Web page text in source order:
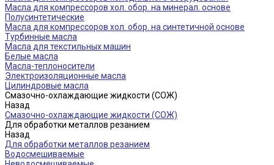
Масла для компрессоров хол. обор. на минерал. основе
Полусинтетические
Масла для компрессоров хол. обор. на синтетичной основе
Турбинные масла
Масла для текстильных машин
Белые масла
Масла-теплоносители
Электроизоляционные масла
Цилиндровые масла
Смазочно-охлаждающие жидкости (СОЖ)
Назад
Смазочно-охлаждающие жидкости (СОЖ)
Для обработки металлов резанием
Назад
Для обработки металлов резанием
Водосмешиваемые